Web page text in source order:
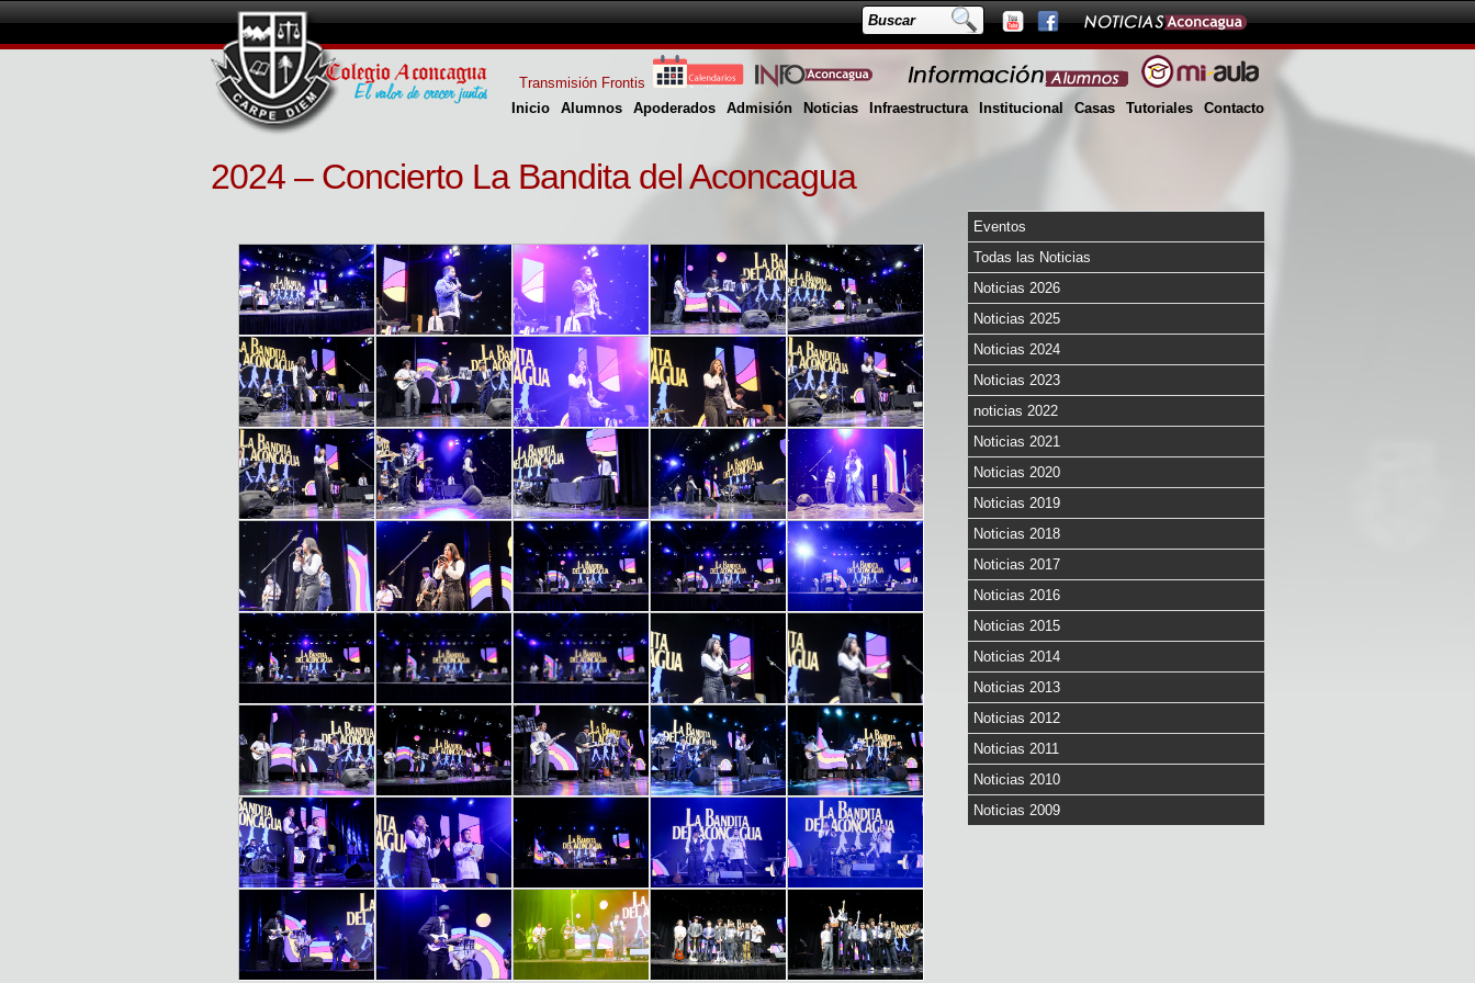
Inicio Alumnos Apoderados Admisión Noticias Infraestructura Institucional Casas Tutoriales Contacto
Transmisión Frontis
2024 – Concierto La Bandita del Aconcagua
Eventos
Todas las Noticias
Noticias 2026
Noticias 2025
Noticias 2024
Noticias 2023
noticias 2022
Noticias 2021
Noticias 2020
Noticias 2019
Noticias 2018
Noticias 2017
Noticias 2016
Noticias 2015
Noticias 2014
Noticias 2013
Noticias 2012
Noticias 2011
Noticias 2010
Noticias 2009